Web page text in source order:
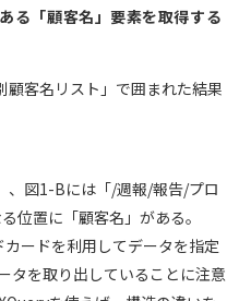
る「顧客名」要素を取得する
客名リスト」で囲まれた結果
、図1-Bには「/週報/報告/プロ
位置に「顧客名」がある。
ードを利用してデータを指定
タを取り出していることに注意